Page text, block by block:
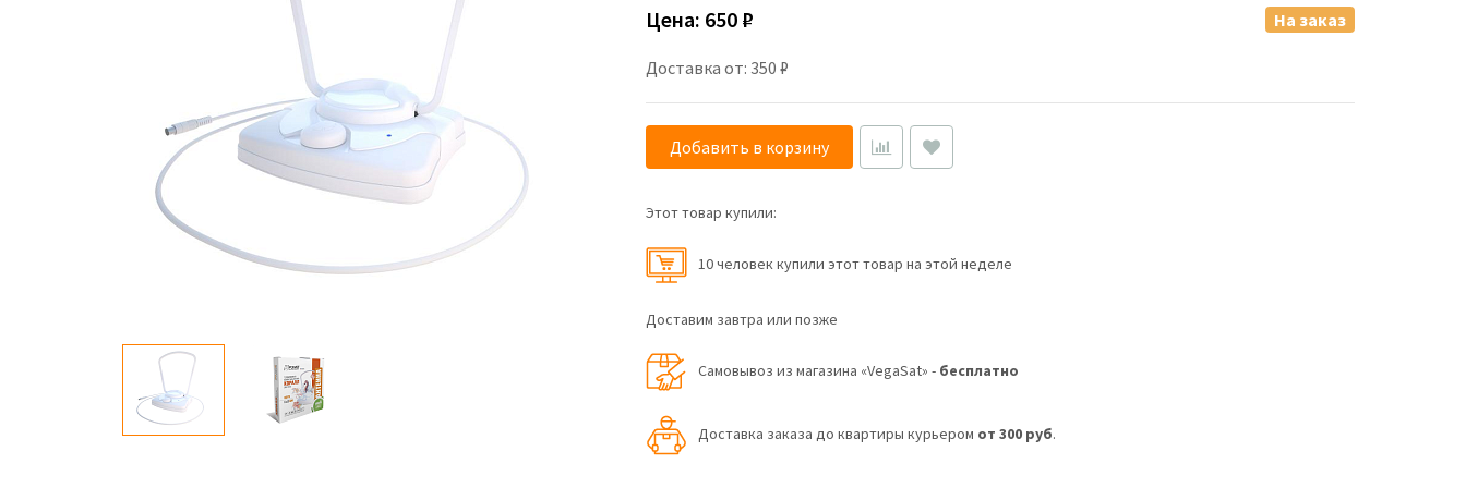
Цена: 650 ₽
Доставка от: 350 ₽
На заказ
Добавить в корзину
Этот товар купили:
10 человек купили этот товар на этой неделе
Доставим завтра или позже
Самовывоз из магазина «VegaSat» - бесплатно
Доставка заказа до квартиры курьером от 300 руб.